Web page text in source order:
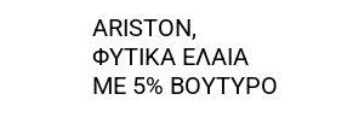
ARISTON,
ΦΥΤΙΚΑ ΕΛΑΙΑ
ΜΕ 5% ΒΟΥΤΥΡΟ